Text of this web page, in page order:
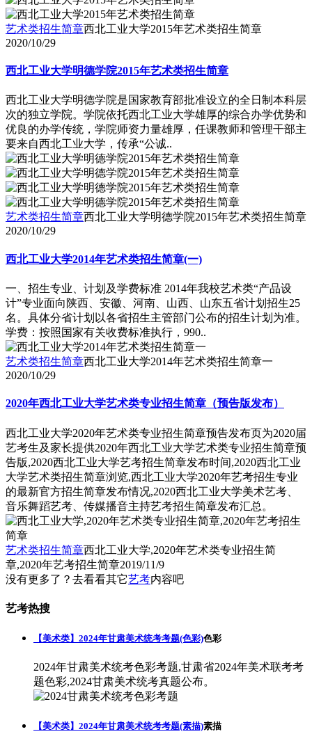
艺术类招生简章西北工业大学2015年艺术类招生简章
2020/10/29
西北工业大学明德学院2015年艺术类招生简章
西北工业大学明德学院是国家教育部批准设立的全日制本科层
次的独立学院。学院依托西北工业大学雄厚的综合办学优势和
优良的办学传统，学院师资力量雄厚，任课教师和管理干部主
要来自西北工业大学，传承“公诚..
艺术类招生简章西北工业大学明德学院2015年艺术类招生简章
2020/10/29
西北工业大学2014年艺术类招生简章(一)
一、招生专业、计划及学费标准 2014年我校艺术类“产品设
计”专业面向陕西、安徽、河南、山西、山东五省计划招生25
名。具体分省计划以各省招生主管部门公布的招生计划为准。
学费：按照国家有关收费标准执行，990..
艺术类招生简章西北工业大学2014年艺术类招生简章一
2020/10/29
2020年西北工业大学艺术类专业招生简章（预告版发布）
西北工业大学2020年艺术类专业招生简章预告发布页为2020届
艺考生及家长提供2020年西北工业大学艺术类专业招生简章预
告版,2020西北工业大学艺考招生简章发布时间,2020西北工业
大学艺术类招生简章浏览,西北工业大学2020年艺考招生专业
的最新官方招生简章发布情况,2020西北工业大学美术艺考、
音乐舞蹈艺考、传媒播音主持艺考招生简章发布汇总。
艺术类招生简章西北工业大学,2020年艺术类专业招生简
章,2020年艺考招生简章2019/11/9
没有更多了？去看看其它艺考内容吧
艺考热搜
【美术类】2024年甘肃美术统考考题(色彩)色彩
2024年甘肃美术统考色彩考题,甘肃省2024年美术联考考
题色彩,2024甘肃美术统考真题公布。
【美术类】2024年甘肃美术统考考题(素描)素描